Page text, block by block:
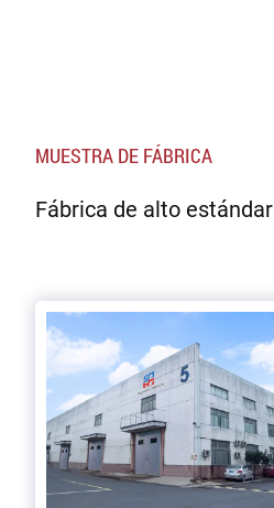
MUESTRA DE FÁBRICA
Fábrica de alto estándar